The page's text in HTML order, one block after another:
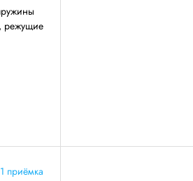
режущие
1 приёмка